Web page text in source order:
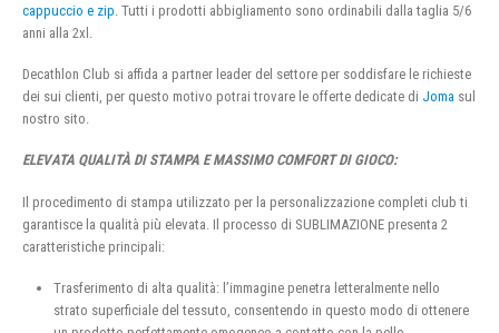
cappuccio e zip . Tutti i prodotti abbigliamento sono ordinabili dalla taglia 5/6
anni alla 2xl.
Decathlon Club si affida a partner leader del settore per soddisfare le richieste
dei sui clienti, per questo motivo potrai trovare le offerte dedicate di Joma sul
nostro sito.
ELEVATA QUALITÀ DI STAMPA E MASSIMO COMFORT DI GIOCO:
Il procedimento di stampa utilizzato per la personalizzazione completi club ti
garantisce la qualità più elevata. Il processo di SUBLIMAZIONE presenta 2
caratteristiche principali:
Trasferimento di alta qualità: l’immagine penetra letteralmente nello
strato superficiale del tessuto, consentendo in questo modo di ottenere